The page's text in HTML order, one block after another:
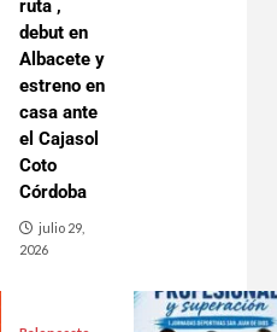
ruta ,
debut en
Albacete y
estreno en
casa ante
el Cajasol
Coto
Córdoba
julio 29,
2026